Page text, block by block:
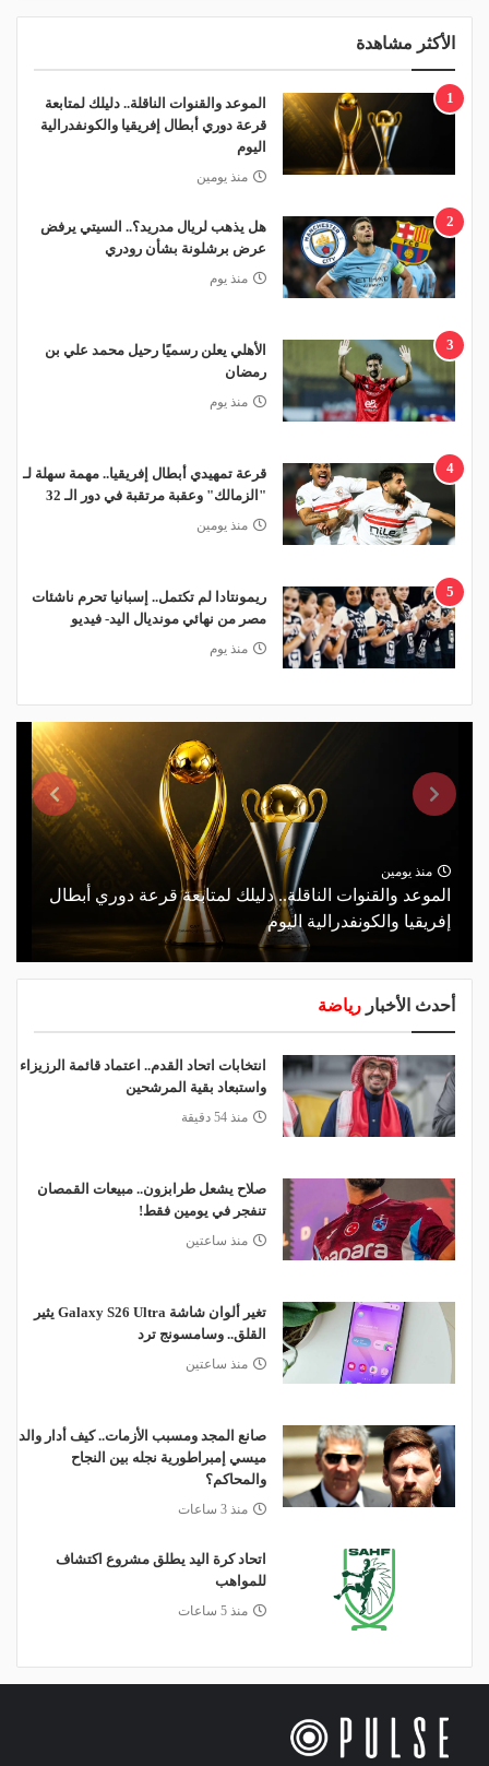
الأكثر مشاهدة
1
الموعد والقنوات الناقلة.. دليلك لمتابعة
قرعة دوري أبطال إفريقيا والكونفدرالية
اليوم
منذ يومين
2
هل يذهب لريال مدريد؟.. السيتي يرفض
عرض برشلونة بشأن رودري
منذ يوم
3
الأهلي يعلن رسميًا رحيل محمد علي بن
رمضان
منذ يوم
4
قرعة تمهيدي أبطال إفريقيا.. مهمة سهلة لـ
"الزمالك" وعقبة مرتقبة في دور الـ 32
منذ يومين
5
ريمونتادا لم تكتمل.. إسبانيا تحرم ناشئات
مصر من نهائي مونديال اليد- فيديو
منذ يوم
منذ يومين
الموعد والقنوات الناقلة.. دليلك لمتابعة قرعة دوري أبطال
إفريقيا والكونفدرالية اليوم
أحدث الأخبار رياضة
انتخابات اتحاد القدم.. اعتماد قائمة الرزيزاء
واستبعاد بقية المرشحين
منذ 54 دقيقة
صلاح يشعل طرابزون.. مبيعات القمصان
تنفجر في يومين فقط!
منذ ساعتين
تغير ألوان شاشة Galaxy S26 Ultra يثير
القلق.. وسامسونج ترد
منذ ساعتين
صانع المجد ومسبب الأزمات.. كيف أدار والد
ميسي إمبراطورية نجله بين النجاح
والمحاكم؟
منذ 3 ساعات
اتحاد كرة اليد يطلق مشروع اكتشاف
للمواهب
منذ 5 ساعات